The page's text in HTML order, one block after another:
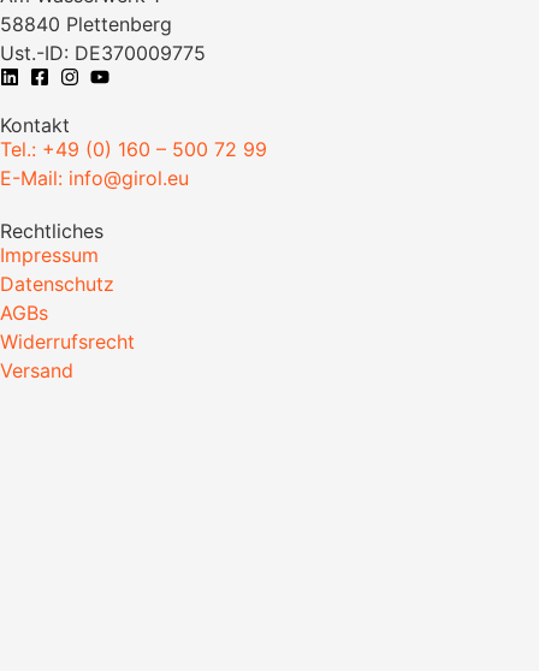
58840 Plettenberg
Ust.-ID: DE370009775
Kontakt
Tel.: +49 (0) 160 – 500 72 99
E-Mail: info@girol.eu
Rechtliches
Impressum
Datenschutz
AGBs
Widerrufsrecht
Versand